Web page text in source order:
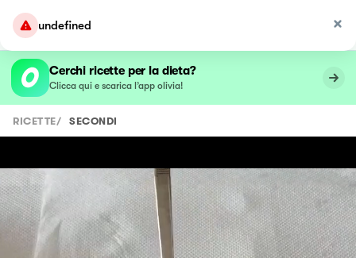
undefined
Cerchi ricette per la dieta?
Clicca qui e scarica l’app olivia!
RICETTE/ SECONDI